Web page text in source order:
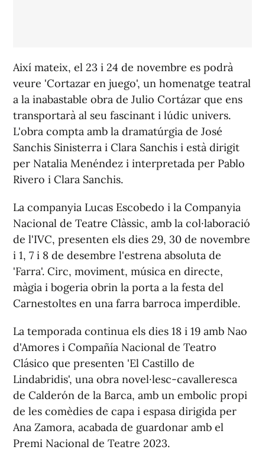
Així mateix, el 23 i 24 de novembre es podrà
veure 'Cortazar en juego', un homenatge teatral
a la inabastable obra de Julio Cortázar que ens
transportarà al seu fascinant i lúdic univers.
L'obra compta amb la dramatúrgia de José
Sanchis Sinisterra i Clara Sanchis i està dirigit
per Natalia Menéndez i interpretada per Pablo
Rivero i Clara Sanchis.
La companyia Lucas Escobedo i la Companyia
Nacional de Teatre Clàssic, amb la col·laboració
de l'IVC, presenten els dies 29, 30 de novembre
i 1, 7 i 8 de desembre l'estrena absoluta de
'Farra'. Circ, moviment, música en directe,
màgia i bogeria obrin la porta a la festa del
Carnestoltes en una farra barroca imperdible.
La temporada continua els dies 18 i 19 amb Nao
d'Amores i Compañía Nacional de Teatro
Clásico que presenten 'El Castillo de
Lindabridis', una obra novel·lesc-cavalleresca
de Calderón de la Barca, amb un embolic propi
de les comèdies de capa i espasa dirigida per
Ana Zamora, acabada de guardonar amb el
Premi Nacional de Teatre 2023.